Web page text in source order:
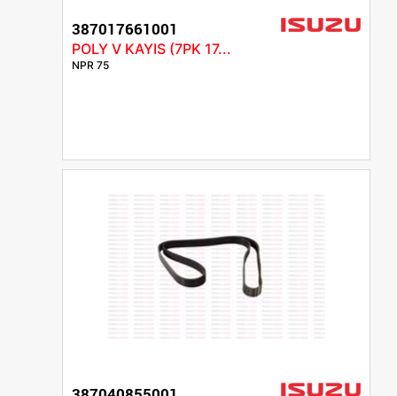
387017661001
POLY V KAYIS (7PK 17...
NPR 75